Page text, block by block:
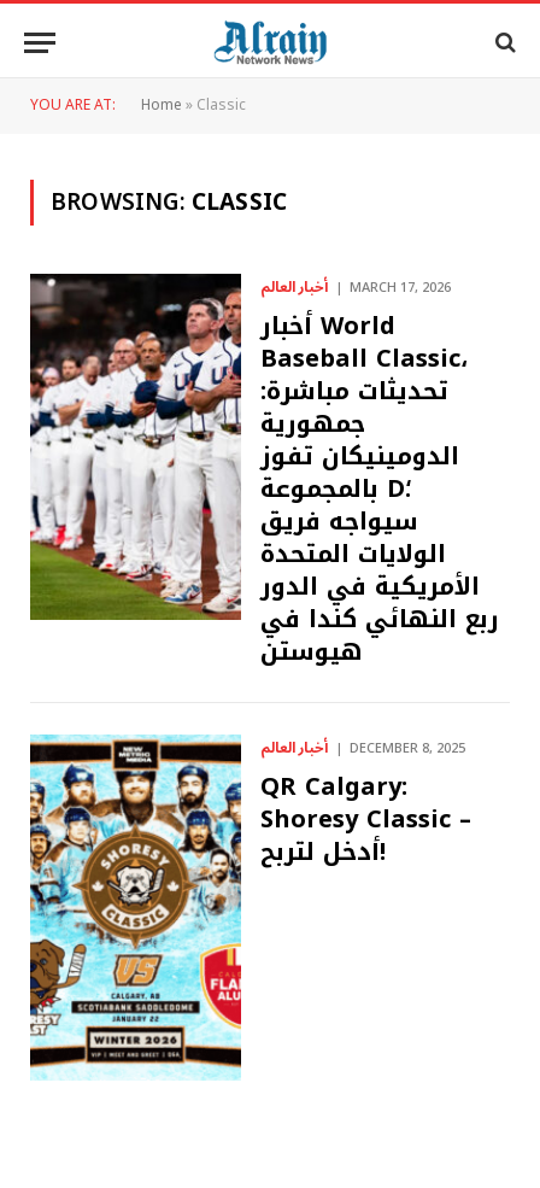
YOU ARE AT: Home»Classic
BROWSING:CLASSIC
أخبار العالم MARCH 17, 2026
أخبار World
Baseball Classic،
تحديثات مباشرة:
جمهورية
الدومينيكان تفوز
بالمجموعة D؛
سيواجه فريق
الولايات المتحدة
الأمريكية في الدور
ربع النهائي كندا في
هيوستن
أخبار العالم DECEMBER 8, 2025
QR Calgary:
Shoresy Classic –
أدخل لتربح!